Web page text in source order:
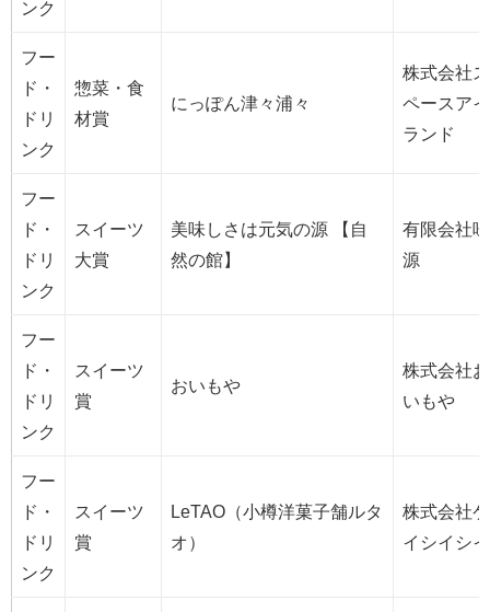
ンク
フー
ド・
ドリ
ンク
惣菜・食
材賞
にっぽん津々浦々
株式会社ス
ペースアイ
ランド
フー
ド・
ドリ
ンク
スイーツ
大賞
美味しさは元気の源 【自
然の館】
有限会社味
源
フー
ド・
ドリ
ンク
スイーツ
賞
おいもや
株式会社お
いもや
フー
ド・
ドリ
ンク
スイーツ
賞
LeTAO（小樽洋菓子舗ルタ
オ）
株式会社ケ
イシイシイ